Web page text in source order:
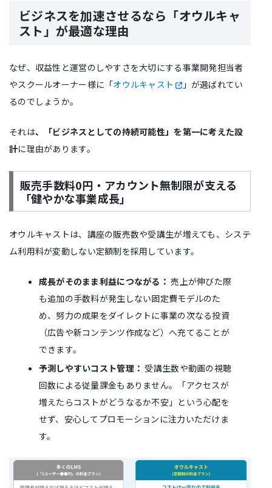
ビジネスを加速させるなら「オウルキャ
スト」が最適な理由
なぜ、収益性と運営のしやすさを大切にする事業開発担当者
やスクールオーナー様に「オウルキャスト
」が選ばれてい
るのでしょうか。
それは、「ビジネスとしての持続可能性」を第一に考えた設
計に理由があります。
販売手数料0円・アカウント無制限が支える
「健やかな事業成長」
オウルキャストは、講座の販売数や受講生が増えても、システ
ム利用料が変動しない定額制を採用しています。
成長がそのまま利益につながる： 売上が伸びた際
も追加の手数料が発生しない固定費モデルのた
め、努力の成果をダイレクトに事業の次なる投資
（広告や新コンテンツ作成など）へ充てることが
できます。
予測しやすいコスト管理： 受講生数や動画の視聴
回数による従量課金もありません。「アクセスが
増えたらコストがどうなるか不安」という心配を
せず、安心してプロモーションに注力いただけま
す。